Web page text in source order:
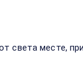
света месте,